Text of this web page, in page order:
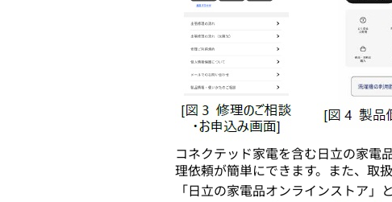
コネクテッド家電を含む日立の家電
理依頼が簡単にできます。また、取
「日立の家電品オンラインストア」